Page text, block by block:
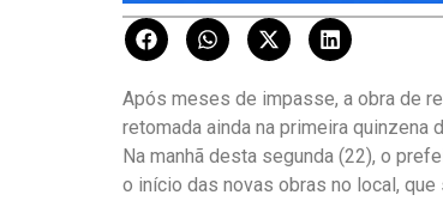
Após meses de impasse, a obra de
retomada ainda na primeira quinzena
Na manhã desta segunda (22), o
o início das novas obras no local,